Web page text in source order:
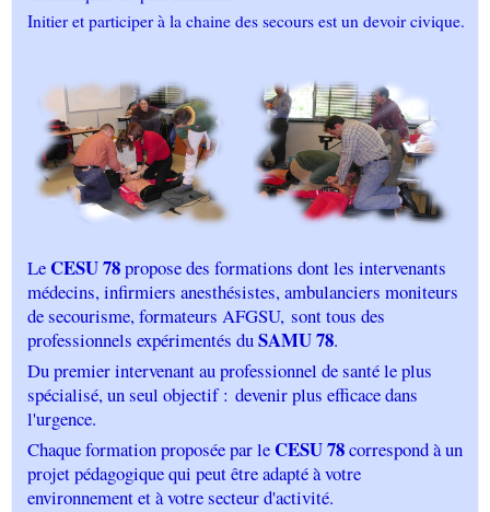
Initier et participer à la chaine des secours est un devoir civique.
LeCESU 78propose des formations dont les intervenants
médecins, infirmiers anesthésistes, ambulanciers moniteurs
de secourisme, formateurs AFGSU, sont tous des
professionnels expérimentés duSAMU 78.
Du premier intervenant au professionnel de santé le plus
spécialisé, un seul objectif : devenir plus efficace dans
l'urgence.
Chaque formation proposée par leCESU 78correspond à un
projet pédagogique qui peut être adapté à votre
environnement et à votre secteur d'activité.